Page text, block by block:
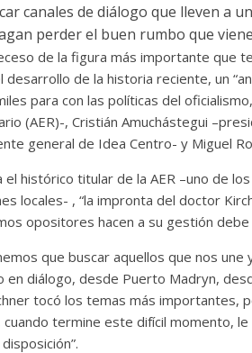
canales de diálogo que lleven a
perder el buen rumbo que
de la figura más importante que
desarrollo de la historia reciente, un
para con las políticas del
(AER)-, Cristián Amuchástegui
general de Idea Centro- y Miguel
el histórico titular de la AER –uno de
locales- , “la impronta del doctor
opositores hacen a su gestión
que buscar aquellos que nos
en diálogo, desde Puerto Madryn,
tocó los temas más importantes,
cuando termine este difícil momento,